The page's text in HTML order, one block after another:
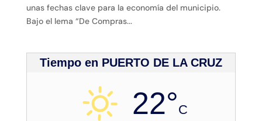
unas fechas clave para la economía del municipio.
Bajo el lema “De Compras...
Tiempo en PUERTO DE LA CRUZ
22°C